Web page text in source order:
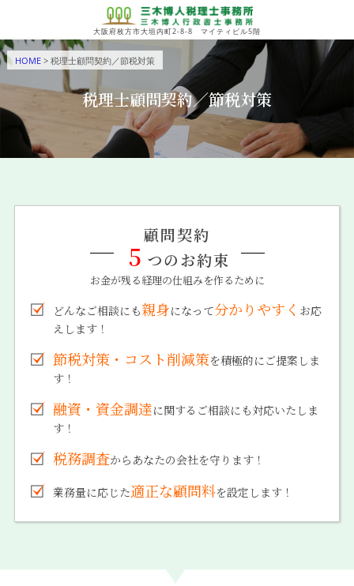
大阪府枚方市大垣内町2-8-8 マイティビル5階
HOME> 税理士顧問契約／節税対策
税理士顧問契約／節税対策
顧問契約
5 つのお約束
お金が残る経理の仕組みを作るために
どんなご相談にも親身になって分かりやすく お応
えします！
節税対策・コスト削減策を積極的にご提案しま
す！
融資・資金調達に関するご相談にも対応いたしま
す！
税務調査からあなたの会社を守ります！
業務量に応じた適正な顧問料を設定します！